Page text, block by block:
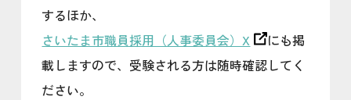
するほか、
さいたま市職員採用（人事委員会）X
にも掲
載しますので、受験される方は随時確認してく
ださい。